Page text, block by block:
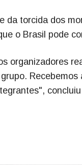
da torcida dos
o Brasil pode
organizadores